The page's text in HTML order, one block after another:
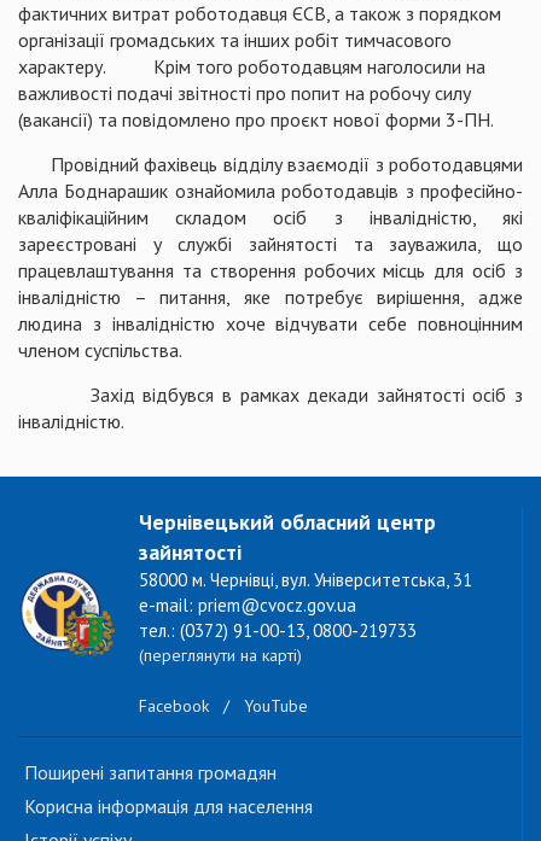
фактичних витрат роботодавця ЄСВ, а також з порядком
організації громадських та інших робіт тимчасового
характеру. Крім того роботодавцям наголосили на
важливості подачі звітності про попит на робочу силу
(вакансії) та повідомлено про проєкт нової форми 3-ПН.
Провідний фахівець відділу взаємодії з роботодавцями
Алла Боднарашик ознайомила роботодавців з професійно-
кваліфікаційним складом осіб з інвалідністю, які
зареєстровані у службі зайнятості та зауважила, що
працевлаштування та створення робочих місць для осіб з
інвалідністю – питання, яке потребує вирішення, адже
людина з інвалідністю хоче відчувати себе повноцінним
членом суспільства.
Захід відбувся в рамках декади зайнятості осіб з
інвалідністю.
Чернівецький обласний центр
зайнятості
58000 м. Чернівці, вул. Університетська, 31
e-mail: priem@cvocz.gov.ua
тел.: (0372) 91-00-13, 0800-219733
(переглянути на карті)
Facebook / YouTube
Поширені запитання громадян
Корисна інформація для населення